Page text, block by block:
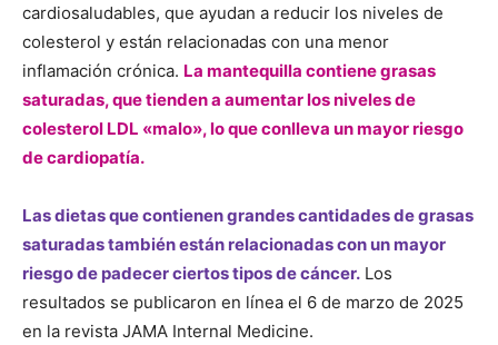
cardiosaludables, que ayudan a reducir los niveles de
colesterol y están relacionadas con una menor
inflamación crónica. La mantequilla contiene grasas
saturadas, que tienden a aumentar los niveles de
colesterol LDL «malo», lo que conlleva un mayor riesgo
de cardiopatía.
Las dietas que contienen grandes cantidades de grasas
saturadas también están relacionadas con un mayor
riesgo de padecer ciertos tipos de cáncer. Los
resultados se publicaron en línea el 6 de marzo de 2025
en la revista JAMA Internal Medicine.